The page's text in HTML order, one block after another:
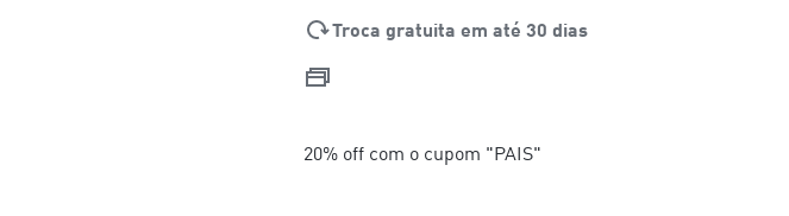
Troca gratuita em até 30 dias
20% off com o cupom "PAIS"